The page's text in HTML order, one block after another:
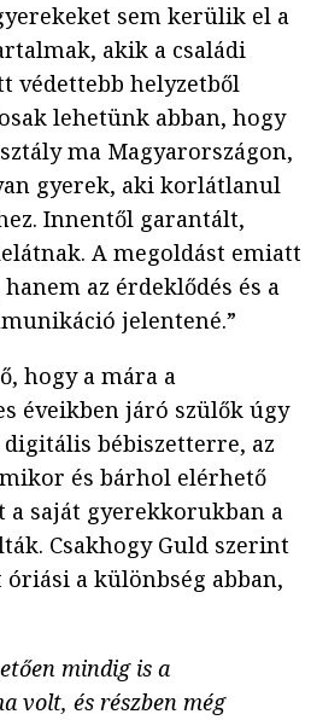
sem kerülik el a
akik a családi
védettebb helyzetből
lehetünk abban, hogy
ma Magyarországon,
gyerek, aki korlátlanul
Innentől garantált,
A megoldást emiatt
az érdeklődés és a
jelentené.”
hogy a mára a
éveikben járó szülők úgy
bébiszetterre, az
és bárhol elérhető
saját gyerekkorukban a
Csakhogy Guld szerint
a különbség abban,
mindig is a
volt, és részben még